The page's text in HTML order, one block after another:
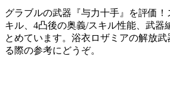
グラブルの武器『与力十手』を評価！
キル、4凸後の奥義/スキル性能、武器
とめています。浴衣ロザミアの解放
る際の参考にどうぞ。